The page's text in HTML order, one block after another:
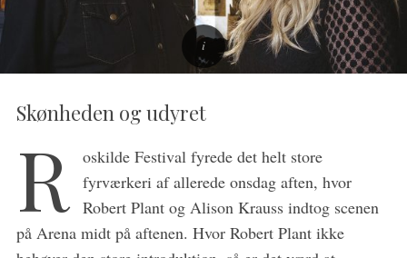
Skønheden og udyret
R
oskilde Festival fyrede det helt store
fyrværkeri af allerede onsdag aften, hvor
Robert Plant og Alison Krauss indtog scenen
på Arena midt på aftenen. Hvor Robert Plant ikke